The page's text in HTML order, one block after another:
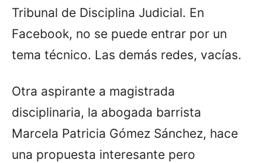
Tribunal de Disciplina Judicial. En
Facebook, no se puede entrar por un
tema técnico. Las demás redes, vacías.
Otra aspirante a magistrada
disciplinaria, la abogada barrista
Marcela Patricia Gómez Sánchez, hace
una propuesta interesante pero